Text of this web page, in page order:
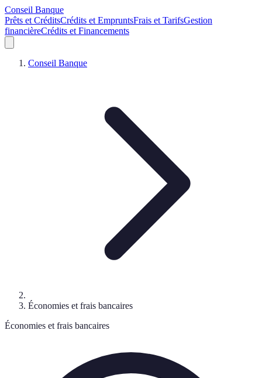
Conseil Banque
Prêts et CréditsCrédits et EmpruntsFrais et TarifsGestion
financièreCrédits et Financements
Conseil Banque
Économies et frais bancaires
Économies et frais bancaires